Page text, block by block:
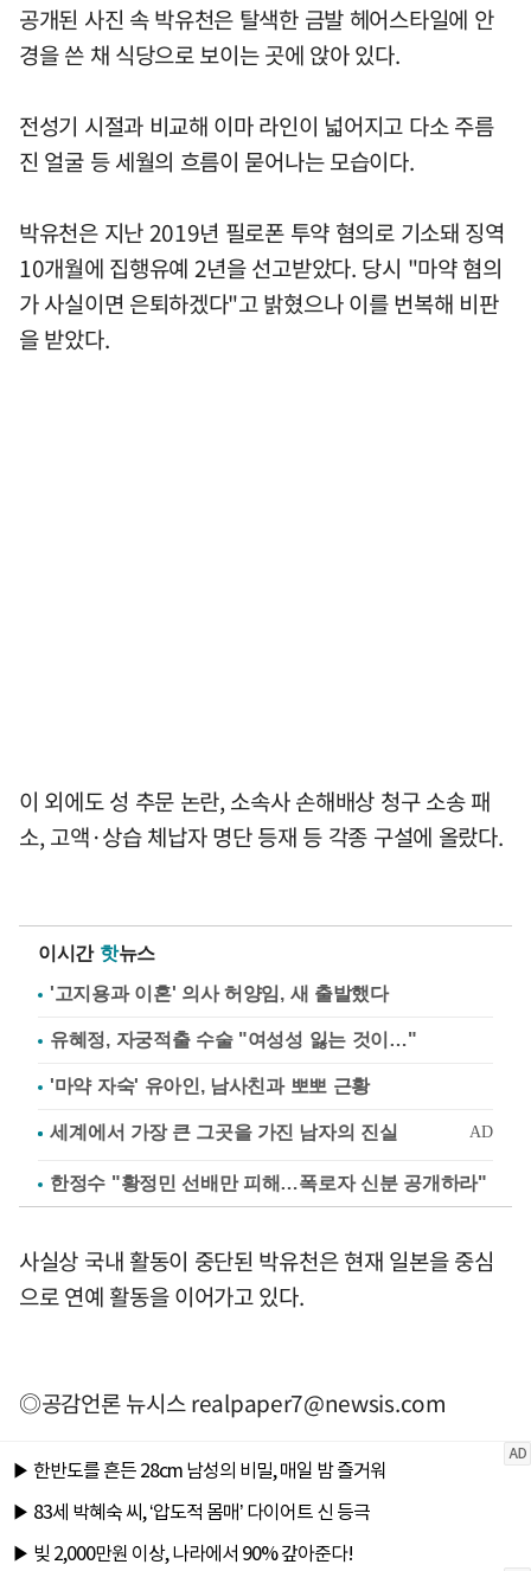
공개된 사진 속 박유천은 탈색한 금발 헤어스타일에 안
경을 쓴 채 식당으로 보이는 곳에 앉아 있다.
전성기 시절과 비교해 이마 라인이 넓어지고 다소 주름
진 얼굴 등 세월의 흐름이 묻어나는 모습이다.
박유천은 지난 2019년 필로폰 투약 혐의로 기소돼 징역
10개월에 집행유예 2년을 선고받았다. 당시 "마약 혐의
가 사실이면 은퇴하겠다"고 밝혔으나 이를 번복해 비판
을 받았다.
이 외에도 성 추문 논란, 소속사 손해배상 청구 소송 패
소, 고액·상습 체납자 명단 등재 등 각종 구설에 올랐다.
이시간 핫뉴스
'고지용과 이혼' 의사 허양임, 새 출발했다
유혜정, 자궁적출 수술 "여성성 잃는 것이…"
'마약 자숙' 유아인, 남사친과 뽀뽀 근황
한정수 "황정민 선배만 피해…폭로자 신분 공개하라"
사실상 국내 활동이 중단된 박유천은 현재 일본을 중심
으로 연예 활동을 이어가고 있다.
◎공감언론 뉴시스realpaper7@newsis.com